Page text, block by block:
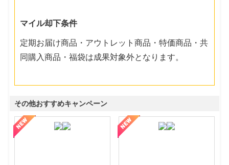
マイル却下条件
定期お届け商品・アウトレット商品・特価商品・共
同購入商品・福袋は成果対象外となります。
その他おすすめキャンペーン